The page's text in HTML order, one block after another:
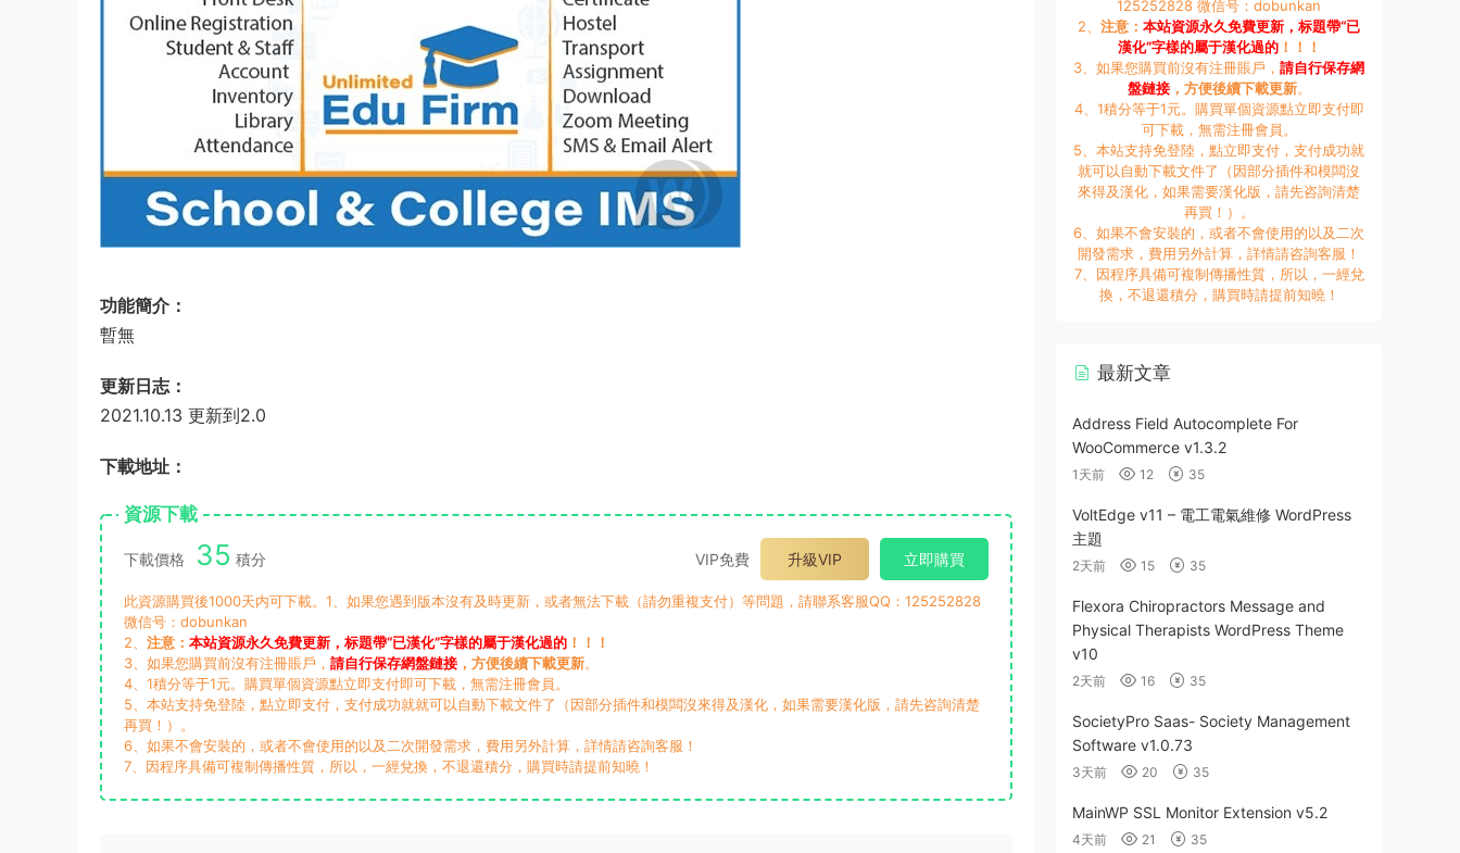
功能簡介：
暫無
更新日志：
2021.10.13 更新到2.0
下載地址：
資源下載
下載價格 35 積分 VIP免費 升級VIP 立即購買
此資源購買後1000天内可下載。1、如果您遇到版本沒有及時更新，或者無法下載（請勿重複支付）等問題，請聯系客服QQ：125252828
微信号：dobunkan
2、 注意： 本站資源永久免費更新，标題帶“已漢化”字樣的屬于漢化過的 ！！！
3、如果您購買前沒有注冊賬戶， 請自行保存網盤鏈接 ，方便後續下載更新。
4、1積分等于1元。購買單個資源點立即支付即可下載，無需注冊會員。
5、本站支持免登陸，點立即支付，支付成功就就可以自動下載文件了（因部分插件和模闆沒來得及漢化，如果需要漢化版，請先咨詢清楚
再買！）。
6、如果不會安裝的，或者不會使用的以及二次開發需求，費用另外計算，詳情請咨詢客服！
7、因程序具備可複制傳播性質，所以，一經兌換，不退還積分，購買時請提前知曉！
125252828 微信号：dobunkan
2、 注意： 本站資源永久免費更新，标題帶“已
漢化”字樣的屬于漢化過的！！！
3、如果您購買前沒有注冊賬戶， 請自行保存網
盤鏈接，方便後續下載更新。
4、1積分等于1元。購買單個資源點立即支付即
可下載，無需注冊會員。
5、本站支持免登陸，點立即支付，支付成功就
就可以自動下載文件了（因部分插件和模闆沒
來得及漢化，如果需要漢化版，請先咨詢清楚
再買！）。
6、如果不會安裝的，或者不會使用的以及二次
開發需求，費用另外計算，詳情請咨詢客服！
7、因程序具備可複制傳播性質，所以，一經兌
換，不退還積分，購買時請提前知曉！
最新文章
Address Field Autocomplete For
WooCommerce v1.3.2
1天前 12 35
VoltEdge v11 – 電工電氣維修 WordPress
主題
2天前 15 35
Flexora Chiropractors Message and
Physical Therapists WordPress Theme
v10
2天前 16 35
SocietyPro Saas- Society Management
Software v1.0.73
3天前 20 35
MainWP SSL Monitor Extension v5.2
4天前 21 35